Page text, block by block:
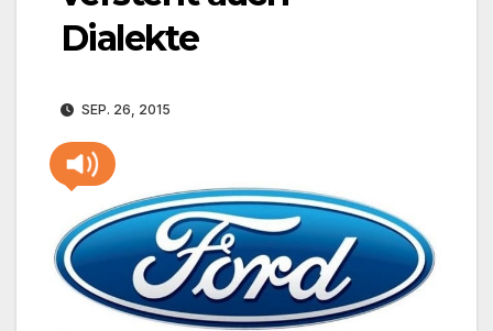
Dialekte
SEP. 26, 2015